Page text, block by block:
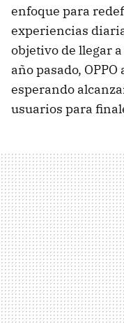
enfoque para
experiencias
objetivo de llegar
año pasado,
esperando
usuarios para